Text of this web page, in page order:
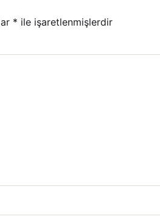
* ile işaretlenmişlerdir